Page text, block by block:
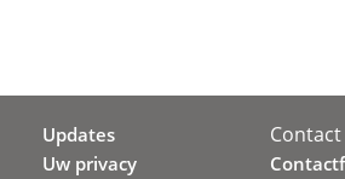
Updates
Uw privacy
Contact